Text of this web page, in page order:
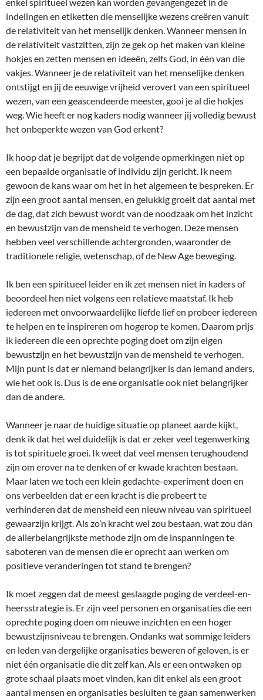
indelingen en etiketten die menselijke wezens creëren vanuit
de relativiteit van het menselijk denken. Wanneer mensen in
de relativiteit vastzitten, zijn ze gek op het maken van kleine
hokjes en zetten mensen en ideeën, zelfs God, in één van die
vakjes. Wanneer je de relativiteit van het menselijke denken
ontstijgt en jij de eeuwige vrijheid verovert van een spiritueel
wezen, van een geascendeerde meester, gooi je al die hokjes
weg. Wie heeft er nog kaders nodig wanneer jij volledig bewust
het onbeperkte wezen van God erkent?
Ik hoop dat je begrijpt dat de volgende opmerkingen niet op
een bepaalde organisatie of individu zijn gericht. Ik neem
gewoon de kans waar om het in het algemeen te bespreken. Er
zijn een groot aantal mensen, en gelukkig groeit dat aantal met
de dag, dat zich bewust wordt van de noodzaak om het inzicht
en bewustzijn van de mensheid te verhogen. Deze mensen
hebben veel verschillende achtergronden, waaronder de
traditionele religie, wetenschap, of de New Age beweging.
Ik ben een spiritueel leider en ik zet mensen niet in kaders of
beoordeel hen niet volgens een relatieve maatstaf. Ik heb
iedereen met onvoorwaardelijke liefde lief en probeer iedereen
te helpen en te inspireren om hogerop te komen. Daarom prijs
ik iedereen die een oprechte poging doet om zijn eigen
bewustzijn en het bewustzijn van de mensheid te verhogen.
Mijn punt is dat er niemand belangrijker is dan iemand anders,
wie het ook is. Dus is de ene organisatie ook niet belangrijker
dan de andere.
Wanneer je naar de huidige situatie op planeet aarde kijkt,
denk ik dat het wel duidelijk is dat er zeker veel tegenwerking
is tot spirituele groei. Ik weet dat veel mensen terughoudend
zijn om erover na te denken of er kwade krachten bestaan.
Maar laten we toch een klein gedachte-experiment doen en
ons verbeelden dat er een kracht is die probeert te
verhinderen dat de mensheid een nieuw niveau van spiritueel
gewaarzijn krijgt. Als zo’n kracht wel zou bestaan, wat zou dan
de allerbelangrijkste methode zijn om de inspanningen te
saboteren van de mensen die er oprecht aan werken om
positieve veranderingen tot stand te brengen?
Ik moet zeggen dat de meest geslaagde poging de verdeel-en-
heersstrategie is. Er zijn veel personen en organisaties die een
oprechte poging doen om nieuwe inzichten en een hoger
bewustzijnsniveau te brengen. Ondanks wat sommige leiders
en leden van dergelijke organisaties beweren of geloven, is er
niet één organisatie die dit zelf kan. Als er een ontwaken op
grote schaal plaats moet vinden, kan dit enkel als een groot
aantal mensen en organisaties besluiten te gaan samenwerken